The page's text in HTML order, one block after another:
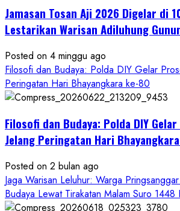
Hayuning
Bawono
Jamasan Tosan Aji 2026 Digelar di
Lestarikan Warisan Adiluhung
Posted on 4 minggu ago
Filosofi dan Budaya: Polda DIY Gelar
Peringatan Hari Bhayangkara ke-80
Filosofi dan Budaya: Polda DIY
Jelang Peringatan Hari
Posted on 2 bulan ago
Jaga Warisan Leluhur: Warga
Budaya Lewat Tirakatan Malam Suro 1448